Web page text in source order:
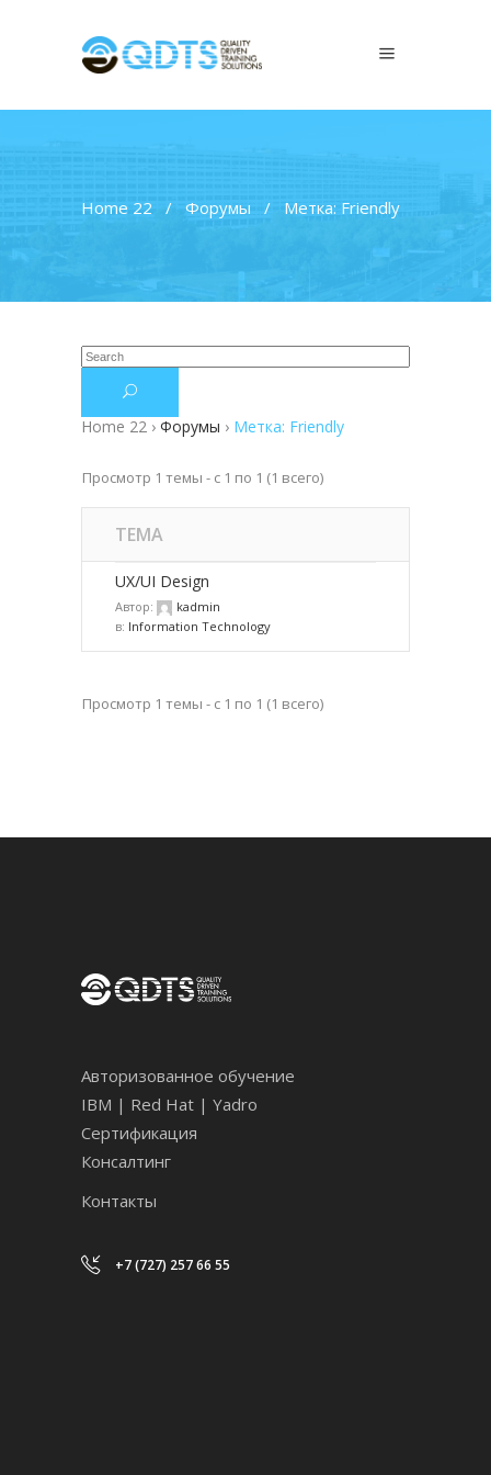
Home 22 / Форумы / Метка: Friendly
Home 22 › Форумы › Метка: Friendly
Просмотр 1 темы - с 1 по 1 (1 всего)
ТЕМА
UX/UI Design
Автор:
kadmin
в: Information Technology
Просмотр 1 темы - с 1 по 1 (1 всего)
Авторизованное обучение
IBM | Red Hat | Yadro
Сертификация
Консалтинг
Контакты
+7 (727) 257 66 55